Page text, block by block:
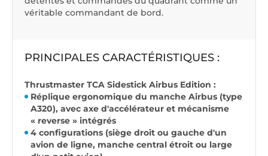
véritable commandant de bord.
PRINCIPALES CARACTÉRISTIQUES :
Thrustmaster TCA Sidestick Airbus Edition :
Réplique ergonomique du manche Airbus (type
A320), avec axe d'accélérateur et mécanisme
« reverse » intégrés
4 configurations (siège droit ou gauche d'un
avion de ligne, manche central étroit ou large